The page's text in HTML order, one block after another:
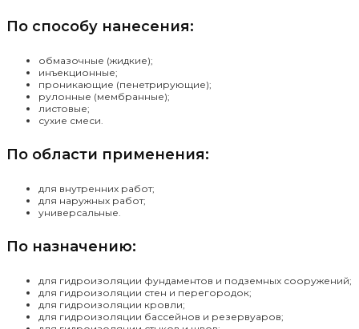
По способу нанесения:
обмазочные (жидкие);
инъекционные;
проникающие (пенетрирующие);
рулонные (мембранные);
листовые;
сухие смеси.
По области применения:
для внутренних работ;
для наружных работ;
универсальные.
По назначению:
для гидроизоляции фундаментов и подземных сооружений;
для гидроизоляции стен и перегородок;
для гидроизоляции кровли;
для гидроизоляции бассейнов и резервуаров;